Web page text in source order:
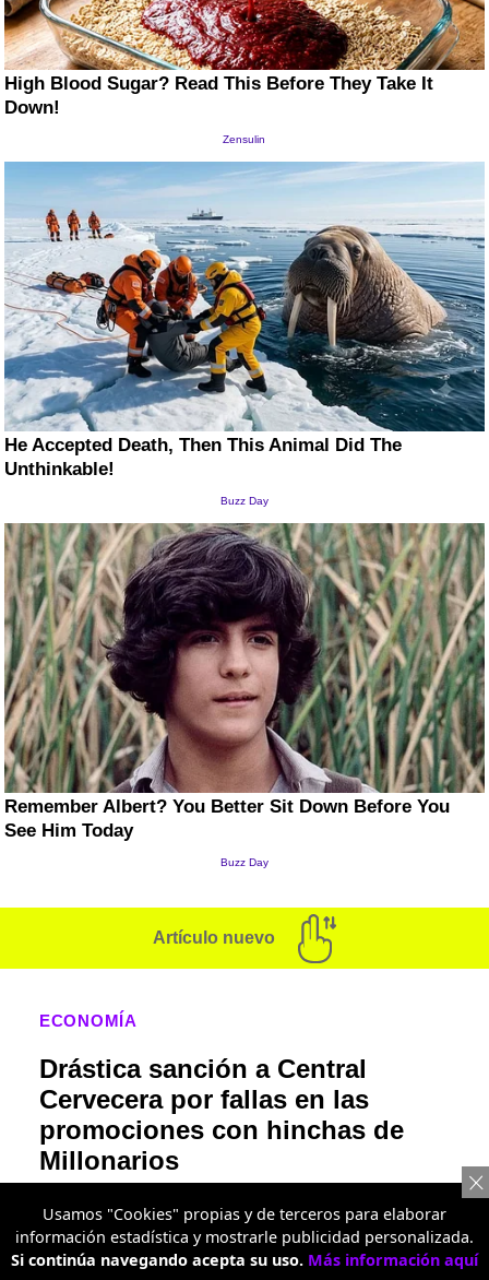
Artículo nuevo
ECONOMÍA
Drástica sanción a Central
Cervecera por fallas en las
promociones con hinchas de
Millonarios
La determinación fue tomada por el SIC,
específicamente por las campañas 'Millas x
Millos' y 'Bienvenida Azul'.
Usamos "Cookies" propias y de terceros para elaborar
información estadística y mostrarle publicidad personalizada.
Si continúa navegando acepta su uso. Más información aquí